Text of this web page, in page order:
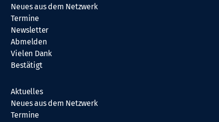
Neues aus dem Netzwerk
Termine
Newsletter
Abmelden
Vielen Dank
Bestätigt
Aktuelles
Neues aus dem Netzwerk
Termine